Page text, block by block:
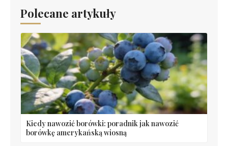
Polecane artykuły
Kiedy nawozić borówki: poradnik jak nawozić
borówkę amerykańską wiosną